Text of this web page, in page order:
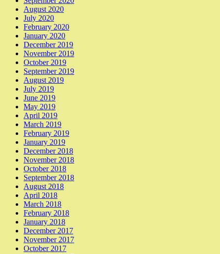
August 2020
July 2020
February 2020
January 2020
December 2019
November 2019
October 2019
September 2019
August 2019
July 2019
June 2019
May 2019
April 2019
March 2019
February 2019
January 2019
December 2018
November 2018
October 2018
September 2018
August 2018
April 2018
March 2018
February 2018
January 2018
December 2017
November 2017
October 2017